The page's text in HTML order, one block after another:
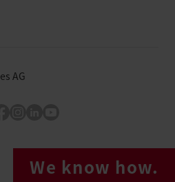
AG
We know how.